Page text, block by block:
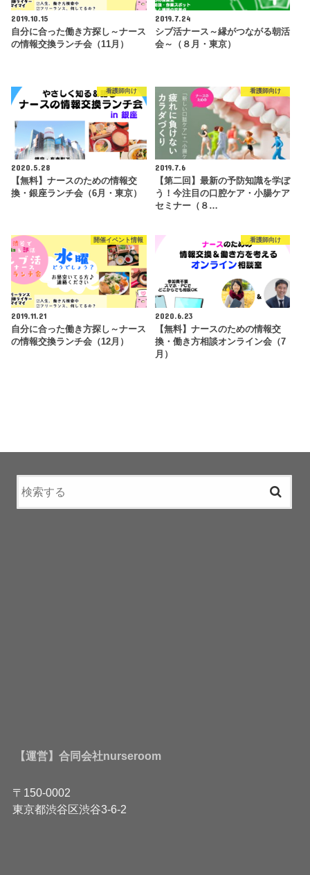
2019.10.15
自分に合った働き方探し～ナース
の情報交換ランチ会（11月）
2019.7.24
シブ活ナース～縁がつながる朝活
会～（８月・東京）
看護師向け
2020.5.28
【無料】ナースのための情報交
換・銀座ランチ会（6月・東京）
看護師向け
2019.7.6
【第二回】最新の予防知識を学ぼ
う！今注目の口腔ケア・小腸ケア
セミナー（８…
開催イベント情報
2019.11.21
自分に合った働き方探し～ナース
の情報交換ランチ会（12月）
看護師向け
2020.6.23
【無料】ナースのための情報交
換・働き方相談オンライン会（7
月）
【運営】合同会社nurseroom
〒150-0002
東京都渋谷区渋谷3-6-2